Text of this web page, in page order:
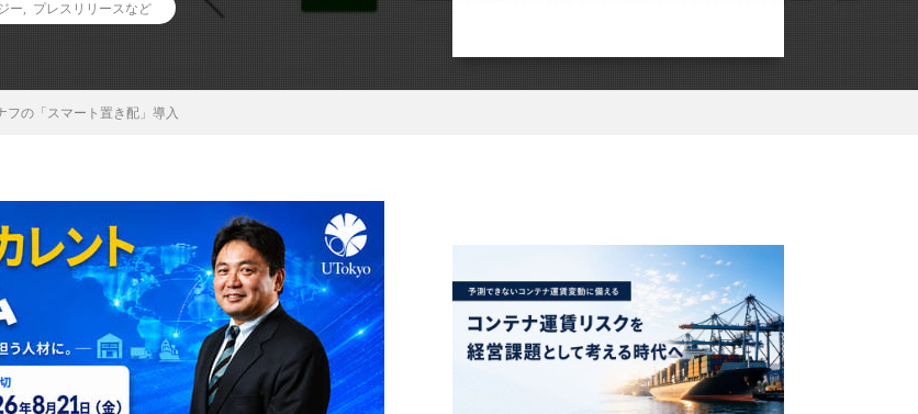
ー プレスリリースなど
フの「スマート置き配」導入